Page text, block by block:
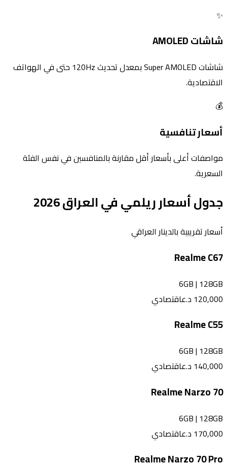
✨
شاشات AMOLED
شاشات Super AMOLED بمعدل تحديث 120Hz حتى في الهواتف
الاقتصادية.
💰
أسعار تنافسية
مواصفات أعلى بأسعار أقل مقارنة بالمنافسين في نفس الفئة
السعرية.
جدول أسعار ريلمي في العراق 2026
أسعار تقريبية بالدينار العراقي
Realme C67
6GB| 128GB
120,000 د.عاقتصادي
Realme C55
6GB| 128GB
140,000 د.عاقتصادي
Realme Narzo 70
6GB| 128GB
170,000 د.عاقتصادي
Realme Narzo 70 Pro